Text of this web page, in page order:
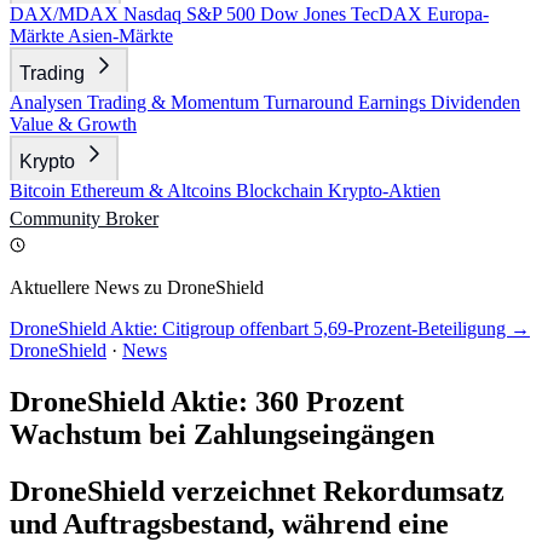
DAX/MDAX Nasdaq S&P 500 Dow Jones TecDAX Europa-
Märkte Asien-Märkte
Trading
Analysen Trading & Momentum Turnaround Earnings Dividenden
Value & Growth
Krypto
Bitcoin Ethereum & Altcoins Blockchain Krypto-Aktien
Community Broker
Aktuellere News zu DroneShield
DroneShield Aktie: Citigroup offenbart 5,69-Prozent-Beteiligung →
DroneShield · News
DroneShield Aktie: 360 Prozent
Wachstum bei Zahlungseingängen
DroneShield verzeichnet Rekordumsatz
und Auftragsbestand, während eine